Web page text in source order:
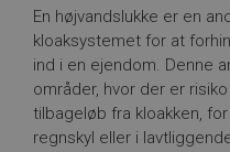
En højvandslukke er en
kloaksystemet for at
ind i en ejendom. Denne
områder, hvor der er
tilbageløb fra kloakken,
regnskyl eller i